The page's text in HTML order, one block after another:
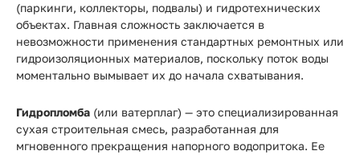
Проектировщикам
Калькуляторы
8
(паркинги, коллекторы, подвалы) и гидротехнических
объектах. Главная сложность заключается в
невозможности применения стандартных ремонтных или
гидроизоляционных материалов, поскольку поток воды
моментально вымывает их до начала схватывания.
Гидропломба (или ватерплаг) — это специализированная
сухая строительная смесь, разработанная для
мгновенного прекращения напорного водопритока. Ее